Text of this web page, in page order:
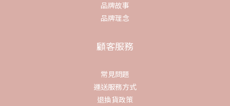
品牌故事
品牌理念
顧客服務
常見問題
運送服務方式
退換貨政策